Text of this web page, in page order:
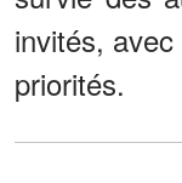
invités,
priorités.